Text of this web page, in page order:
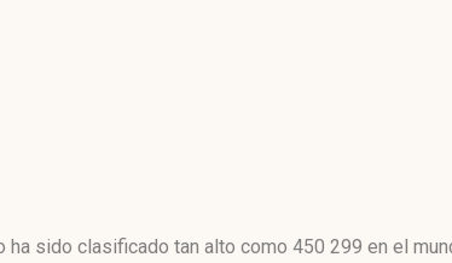
sido clasificado tan alto como 450 299 en el